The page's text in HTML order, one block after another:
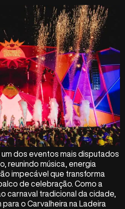
um dos eventos mais disputados
reunindo música, energia
impecável que transforma
de celebração. Como a
carnaval tradicional da cidade,
o Carvalheira na Ladeira